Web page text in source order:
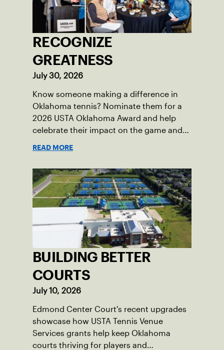
RECOGNIZE
GREATNESS
July 30, 2026
Know someone making a difference in
Oklahoma tennis? Nominate them for a
2026 USTA Oklahoma Award and help
celebrate their impact on the game and
READ MORE
BUILDING BETTER
COURTS
July 10, 2026
Edmond Center Court's recent upgrades
showcase how USTA Tennis Venue
Services grants help keep Oklahoma
courts thriving for players and